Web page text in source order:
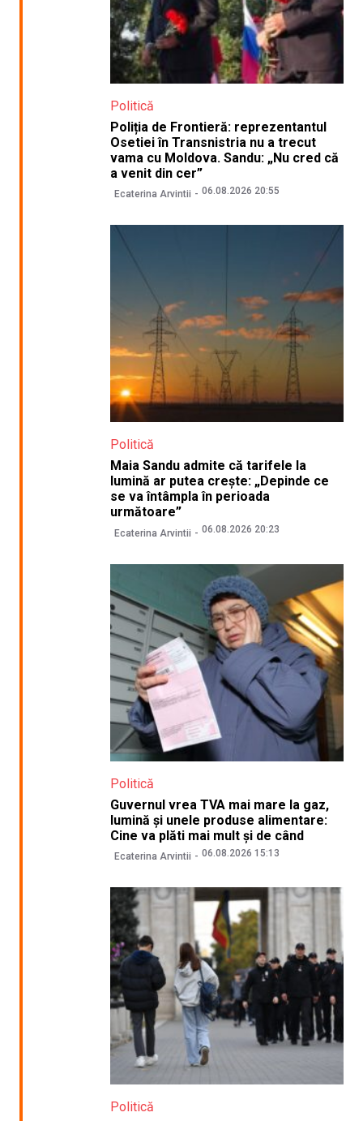
Politică
Poliția de Frontieră: reprezentantul
Osetiei în Transnistria nu a trecut
vama cu Moldova. Sandu: „Nu cred că
a venit din cer”
Ecaterina Arvintii 06.08.2026 20:55
Politică
Maia Sandu admite că tarifele la
lumină ar putea crește: „Depinde ce
se va întâmpla în perioada
următoare”
Ecaterina Arvintii 06.08.2026 20:23
Politică
Guvernul vrea TVA mai mare la gaz,
lumină și unele produse alimentare:
Cine va plăti mai mult și de când
Ecaterina Arvintii 06.08.2026 15:13
Politică